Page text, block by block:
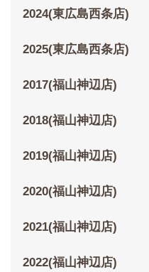
2024(東広島西条店)
2025(東広島西条店)
2017(福山神辺店)
2018(福山神辺店)
2019(福山神辺店)
2020(福山神辺店)
2021(福山神辺店)
2022(福山神辺店)